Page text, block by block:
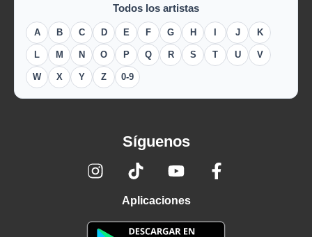
Todos los artistas
A B C D E F G H J K
L M N O P Q R S T U V
W X Y Z 0-9
Síguenos
Aplicaciones